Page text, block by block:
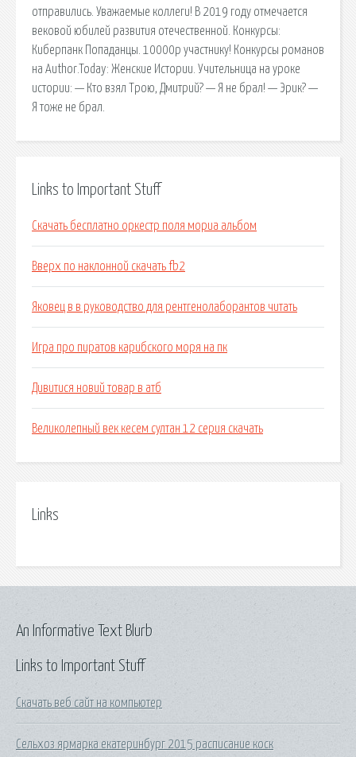
отправились. Уважаемые коллеги! В 2019 году отмечается
вековой юбилей развития отечественной. Конкурсы:
Киберпанк Попаданцы. 10000р участнику! Конкурсы романов
на Author.Today: Женские Истории. Учительница на уроке
истории: — Кто взял Трою, Дмитрий? — Я не брал! — Эрик? —
Я тоже не брал.
Links to Important Stuff
Скачать бесплатно оркестр поля мориа альбом
Вверх по наклонной скачать fb2
Яковец в в руководство для рентгенолаборантов читать
Игра про пиратов карибского моря на пк
Дивитися новий товар в атб
Великолепный век кесем султан 12 серия скачать
Links
Links to Important Stuff
Скачать веб сайт на компьютер
Сельхоз ярмарка екатеринбург 2015 расписание коск
An Informative Text Blurb